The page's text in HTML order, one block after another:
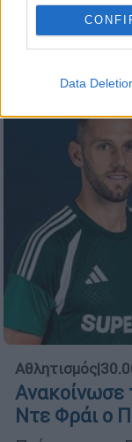
Data
Η Νορβηγία
Αθλητισμός|
Ανακοίνωσε
Ντε Φράι ο